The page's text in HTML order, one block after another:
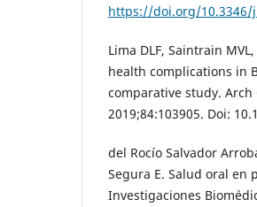
https://doi.org/10.3346/
Lima DLF, Saintrain
health complications in
comparative study.
2019;84:103905. Doi:
del Rocío Salvador
Segura E. Salud oral en
Investigaciones